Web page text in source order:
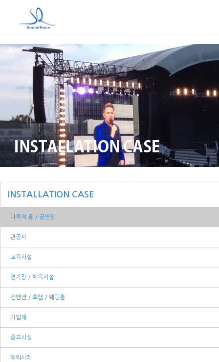
INSTALLATION CASE
다목적 홀 / 공연장
관공서
교육시설
경기장 / 체육시설
컨벤션 / 호텔 / 웨딩홀
기업체
종교시설
해외사례